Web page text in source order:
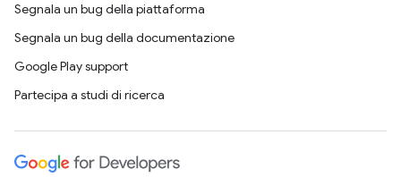
Segnala un bug della piattaforma
Segnala un bug della documentazione
Google Play support
Partecipa a studi di ricerca